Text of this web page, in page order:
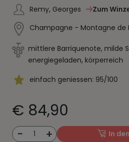
Remy, Georges
Zum
Champagne - Montagne de
mittlere Barriquenote, milde
energiegeladen, körperreich
einfach geniessen: 95/100
€ 84,90
- 1 +
In